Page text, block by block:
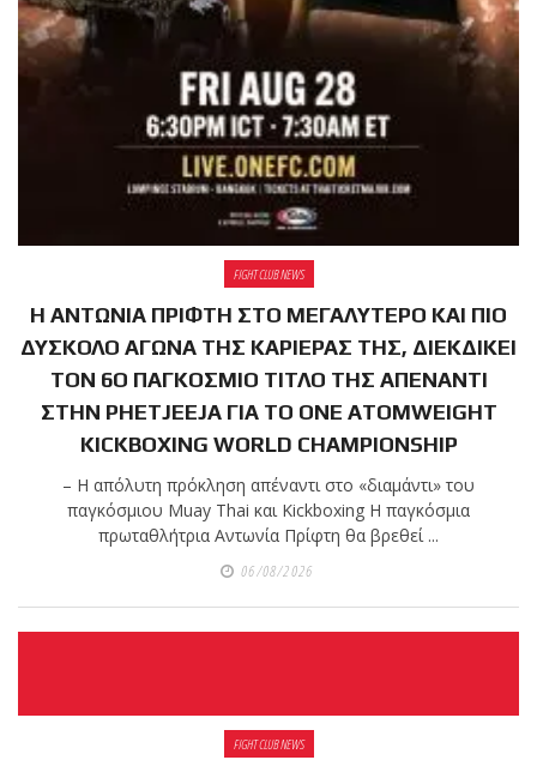
Ιωάννη
με την υποστήριξη της
Sejoy Hellas.
Οι αθλητές
του Fight
Club Galatsi
ολοκλήρωσαν με επιτυχία
τις καλοκαιρινές
ζωνών!
επιτυχία
κλειστό σεμινάριο
FIGHT CLUB NEWS
Η ΑΝΤΩΝΙΑ ΠΡΙΦΤΗ ΣΤΟ ΜΕΓΑΛΥΤΕΡΟ ΚΑΙ ΠΙΟ
ΔΥΣΚΟΛΟ ΑΓΩΝΑ ΤΗΣ ΚΑΡΙΕΡΑΣ ΤΗΣ, ΔΙΕΚΔΙΚΕΙ
ΤΟΝ 6Ο ΠΑΓΚΟΣΜΙΟ ΤΙΤΛΟ ΤΗΣ ΑΠΕΝΑΝΤΙ
ΣΤΗΝ PHETJEEJA ΓΙΑ ΤΟ ONE ATOMWEIGHT
KICKBOXING WORLD CHAMPIONSHIP
– Η απόλυτη πρόκληση απέναντι στο «διαμάντι» του
παγκόσμιου Muay Thai και Kickboxing Η παγκόσμια
πρωταθλήτρια Αντωνία Πρίφτη θα βρεθεί ...
06/08/2026
FIGHT CLUB NEWS